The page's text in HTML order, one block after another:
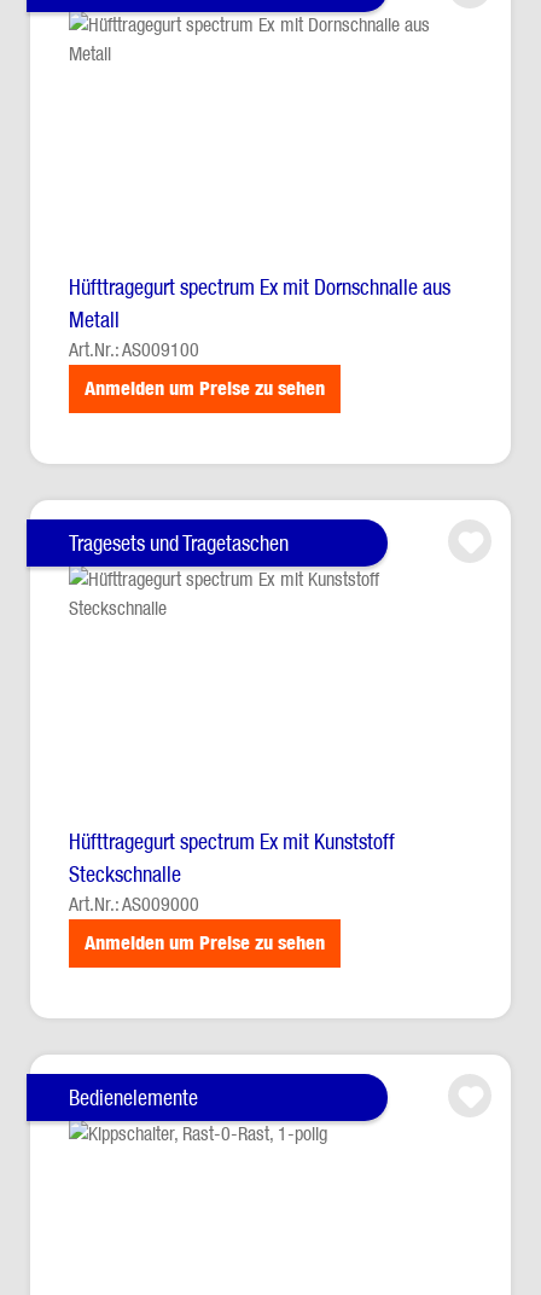
Hüfttragegurt spectrum Ex mit Dornschnalle aus
Metall
Art.Nr.: AS009100
Anmelden um Preise zu sehen
Tragesets und Tragetaschen
Hüfttragegurt spectrum Ex mit Kunststoff
Steckschnalle
Art.Nr.: AS009000
Anmelden um Preise zu sehen
Bedienelemente